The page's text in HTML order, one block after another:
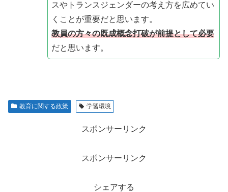
スやトランスジェンダーの考え方を広めてい
くことが重要だと思います。
教員の方々の既成概念打破が前提として必要
だと思います。
教育に関する政策 学習環境
スポンサーリンク
スポンサーリンク
シェアする